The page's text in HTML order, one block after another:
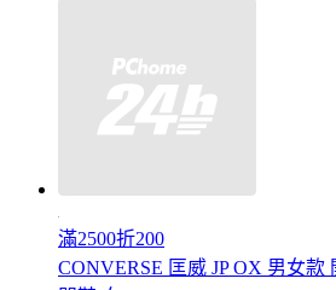
滿2500折200
CONVERSE 匡威 JP OX 男女款